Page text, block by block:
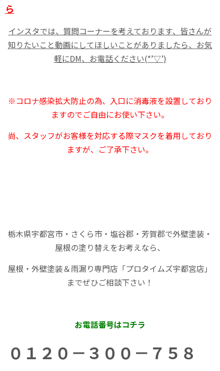
ら
インスタでは、質問コーナーを考えております、皆さんが
知りたいこと動画にしてほしいことがありましたら、お気
軽にDM、お電話ください(*’▽’)
※コロナ感染拡大防止の為、入口に消毒液を設置しており
ますのでご自由にお使い下さい。
尚、スタッフがお客様を対応する際マスクを着用しており
ますが、ご了承下さい。
栃木県宇都宮市・さくら市・塩谷郡・芳賀郡で外壁塗装・
屋根の塗り替えをお考えなら、
屋根・外壁塗装＆雨漏り専門店「プロタイムズ宇都宮店」
までぜひご相談下さい！
お電話番号はコチラ
０１２０－３００－７５８